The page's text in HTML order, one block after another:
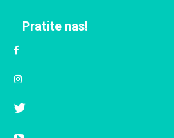
Pratite nas!